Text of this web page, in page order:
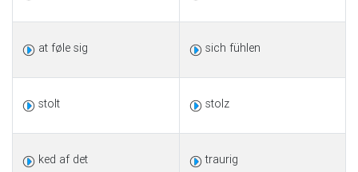
at føle sig sich fühlen
stolt stolz
ked af det traurig